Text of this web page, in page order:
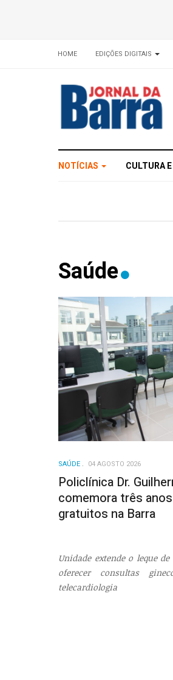
HOME EDIÇÕES DIGITAIS
NOTÍCIAS CULTURA
Saúde
SAÚDE 04 AGOSTO 2026
Policlínica Dr.
comemora três
gratuitos na Barra
Unidade extende o leque
oferecer consultas
telecardiologia